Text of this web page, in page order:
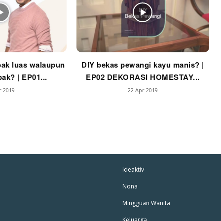
Laman
Impiana
Laman
luas walaupun
| EP01...
2019
DIY bekas pewangi kayu manis? |
EP02 DEKORASI HOMESTAY...
22 Apr 2019
Ideaktiv
Nona
Mingguan Wanita